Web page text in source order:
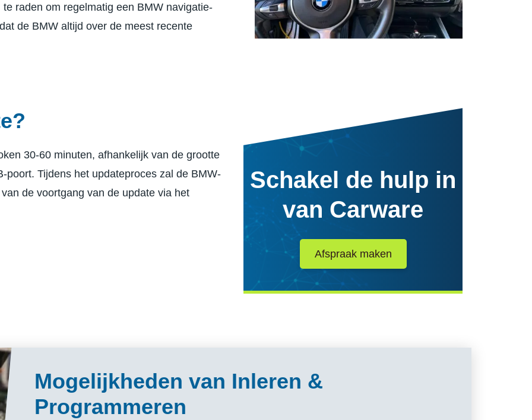
raden om regelmatig een BMW navigatie-
de BMW altijd over de meest recente
30-60 minuten, afhankelijk van de grootte
Tijdens het updateproces zal de BMW-
de voortgang van de update via het
Schakel de hulp in
van Carware
Afspraak maken
Mogelijkheden van Inleren &
Programmeren